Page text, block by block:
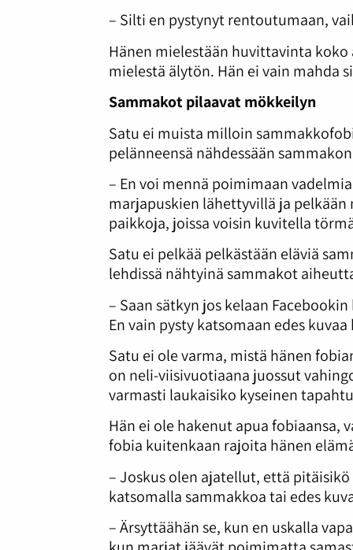
– Silti en pystynyt rentoutumaan,
Hänen mielestään huvittavinta koko
mielestä älytön. Hän ei vain mahda
Sammakot pilaavat mökkeilyn
Satu ei muista milloin
pelänneensä nähdessään
– En voi mennä poimimaan
marjapuskien lähettyvillä ja
paikkoja, joissa voisin kuvitella
Satu ei pelkää pelkästään eläviä
lehdissä nähtyinä sammakot
– Saan sätkyn jos kelaan
En vain pysty katsomaan edes
Satu ei ole varma, mistä hänen
on neli-viisivuotiaana juossut
varmasti laukaisiko kyseinen
Hän ei ole hakenut apua fobiaansa,
fobia kuitenkaan rajoita hänen
– Joskus olen ajatellut, että
katsomalla sammakkoa tai edes
– Ärsyttäähän se, kun en uskalla